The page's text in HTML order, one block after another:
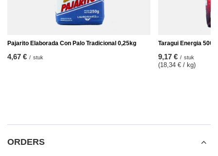
Pajarito Elaborada Con Palo Tradicional 0,25kg
4,67 € / stuk
Taragui Energia 500g
9,17 € / stuk
(18,34 € / kg)
ORDERS